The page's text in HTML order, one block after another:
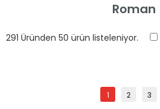
Roman
291 Üründen 50 ürün listeleniyor.
1 2 3